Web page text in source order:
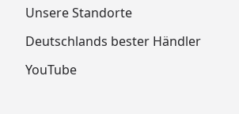
Unsere Standorte
Deutschlands bester Händler
YouTube